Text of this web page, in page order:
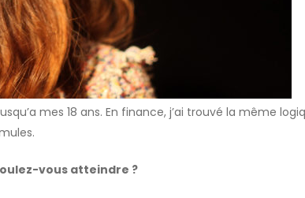
mes 18 ans. En finance, j’ai trouvé la même
vous atteindre ?